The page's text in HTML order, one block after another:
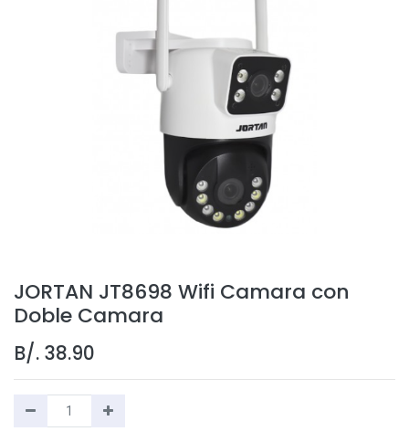
JORTAN JT8698 Wifi Camara con
Doble Camara
B/. 38.90